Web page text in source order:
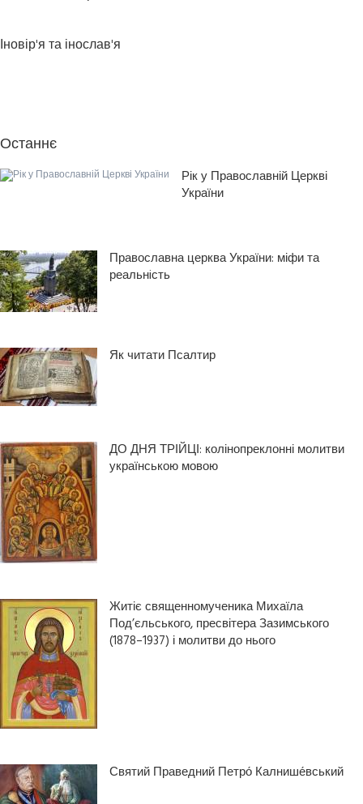
Іновір'я та інослав'я
Останнє
Рік у Православній Церкві
України
Православна церква України: міфи та
реальнiсть
Як читати Псалтир
ДО ДНЯ ТРІЙЦІ: колінопреклонні молитви
українською мовою
Житіє священномученика Михаїла
Под’єльського, пресвітера Зазимського
(1878–1937) і молитви до нього
Святий Праведний Петро́ Калнише́вський